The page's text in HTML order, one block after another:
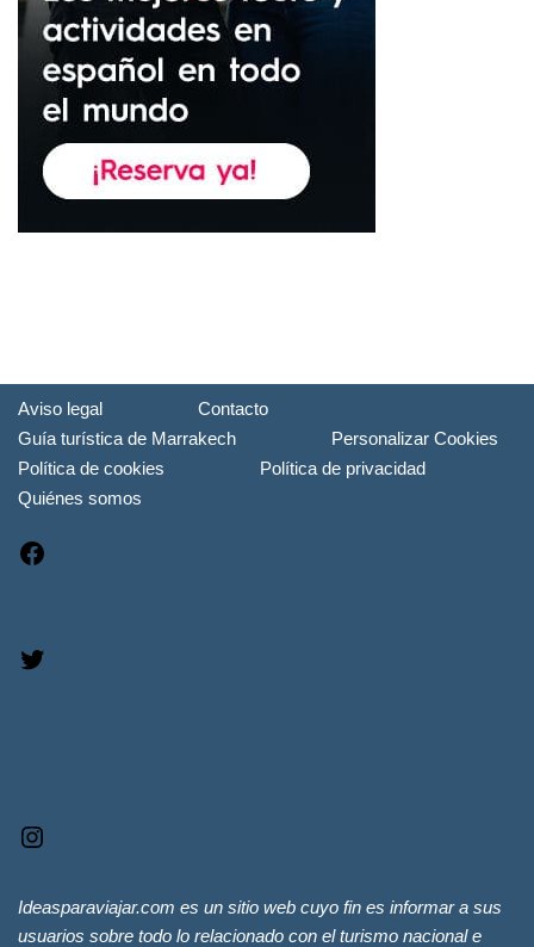
Aviso legal
Contacto
Guía turística de Marrakech
Personalizar Cookies
Política de cookies
Política de privacidad
Quiénes somos
Ideasparaviajar.com es un sitio web cuyo fin es informar a sus
usuarios sobre todo lo relacionado con el turismo nacional e